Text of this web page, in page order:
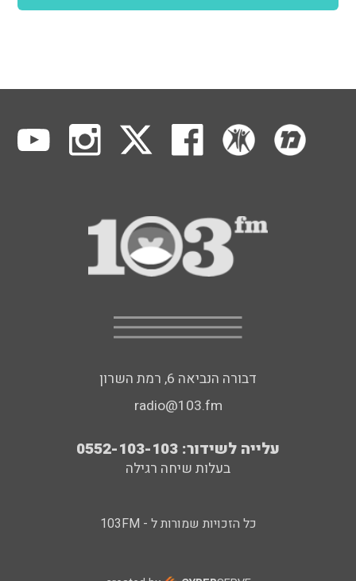
דבורה הנביאה 6, רמת השרון
radio@103.fm
עלייה לשידור: 0552-103-103
בעלות שיחה רגילה
כל הזכויות שמורות ל - 103FM